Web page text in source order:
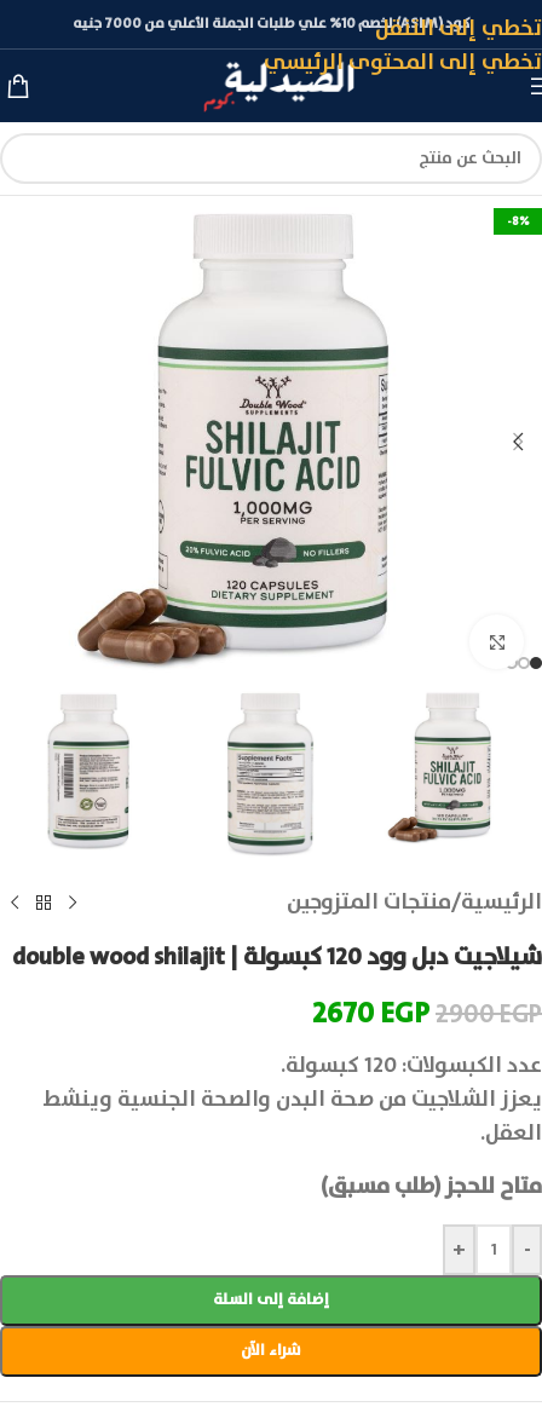
تخطي إلى التنقل
تخطي إلى المحتوى الرئيسي
كود (ASLM) لخصم 10% علي طلبات الجملة الأعلي من 7000 جنيه
-8%
انقر للتكبير
الرئيسية/منتجات المتزوجين
شيلاجيت دبل وود 120 كبسولة | double wood shilajit
2900EGP
2670EGP
عدد الكبسولات: 120 كبسولة.
يعزز الشلاجيت من صحة البدن والصحة الجنسية وينشط
العقل.
متاح للحجز (طلب مسبق)
-
+
إضافة إلى السلة
شراء الآن